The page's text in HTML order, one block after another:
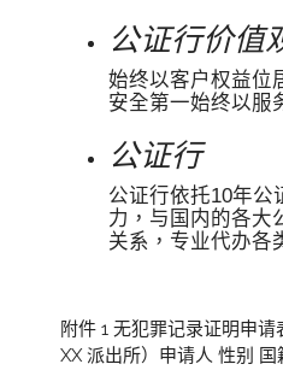
公证行价值
始终以客户权益位
安全第一始终以服
公证行
公证行依托10年公
力，与国内的各大
关系，专业代办各
附件 1 无犯罪记录证明申
XX 派出所）申请人 性别